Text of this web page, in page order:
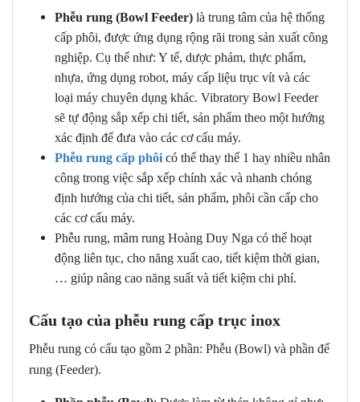
Phễu rung (Bowl Feeder) là trung tâm của hệ thống
cấp phôi, được ứng dụng rộng rãi trong sản xuất công
nghiệp. Cụ thể như: Y tế, dược phảm, thực phẩm,
nhựa, ứng dụng robot, máy cấp liệu trục vít và các
loại máy chuyên dụng khác. Vibratory Bowl Feeder
sẽ tự động sắp xếp chi tiết, sản phẩm theo một hướng
xác định để đưa vào các cơ cấu máy.
Phễu rung cấp phôi có thể thay thế 1 hay nhiều nhân
công trong việc sắp xếp chính xác và nhanh chóng
định hướng của chi tiết, sản phẩm, phôi cần cấp cho
các cơ cấu máy.
Phễu rung, mâm rung Hoàng Duy Nga có thể hoạt
động liên tục, cho năng xuất cao, tiết kiệm thời gian,
… giúp nâng cao năng suất và tiết kiệm chi phí.
Cấu tạo của phễu rung cấp trục inox
Phễu rung có cấu tạo gồm 2 phần: Phễu (Bowl) và phần đế
rung (Feeder).